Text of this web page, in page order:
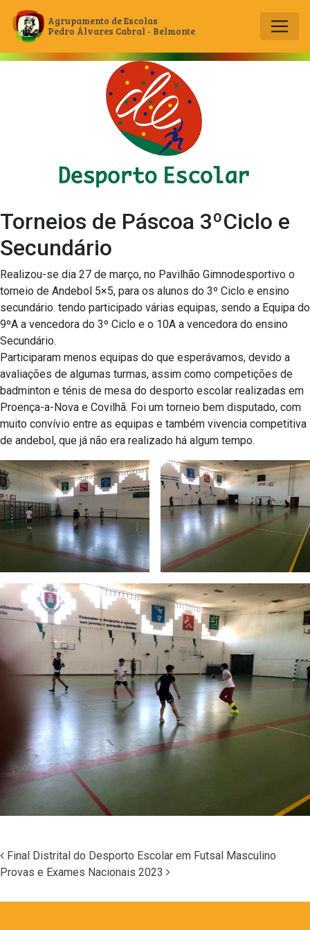
Main Navigation
Agrupamento de Escolas
Pedro Álvares Cabral - Belmonte
Torneios de Páscoa 3ºCiclo e
Secundário
Realizou-se dia 27 de março, no Pavilhão Gimnodesportivo o
torneio de Andebol 5×5, para os alunos do 3º Ciclo e ensino
secundário. tendo participado várias equipas, sendo a Equipa do
9ºA a vencedora do 3º Ciclo e o 10A a vencedora do ensino
Secundário.
Participaram menos equipas do que esperávamos, devido a
avaliações de algumas turmas, assim como competições de
badminton e ténis de mesa do desporto escolar realizadas em
Proença-a-Nova e Covilhã. Foi um torneio bem disputado, com
muito convívio entre as equipas e também vivencia competitiva
de andebol, que já não era realizado há algum tempo.
Navegação nos Posts
Final Distrital do Desporto Escolar em Futsal Masculino
Provas e Exames Nacionais 2023